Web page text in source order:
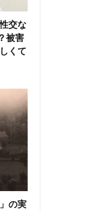
交な
被害
くて
の実